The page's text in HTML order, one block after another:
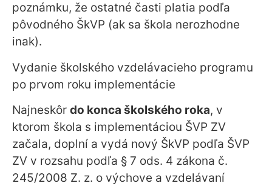
poznámku, že ostatné časti platia podľa
pôvodného ŠkVP (ak sa škola nerozhodne
inak).
Vydanie školského vzdelávacieho programu
po prvom roku implementácie
Najneskôr do konca školského roka, v
ktorom škola s implementáciou ŠVP ZV
začala, doplní a vydá nový ŠkVP podľa ŠVP
ZV v rozsahu podľa § 7 ods. 4 zákona č.
245/2008 Z. z. o výchove a vzdelávaní